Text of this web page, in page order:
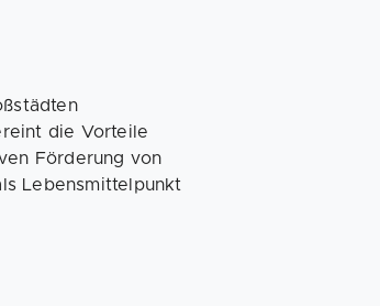
die Vorteile
Förderung von
Lebensmittelpunkt